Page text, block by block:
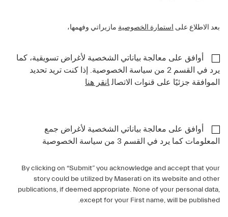
بعد الاطلاع على استمارة الخصوصية مازيراتي وفهمها،
أوافق على معالجة بياناتي الشخصية لأغراض تسويقية، كما
يرد في القسم 2 من سياسة الخصوصية. إذا كنت تريد تحديد
الموافقة جزئيًا على قنوات الاتصال انقر هنا
أوافق على معالجة بياناتي الشخصية لأغراض جمع
المعلومات كما يرد في القسم 3 من سياسة الخصوصية
By clicking on “Submit” you acknowledge and accept that your
story could be utilized by Maserati on its website and other
publications, if deemed appropriate. None of your personal data,
except for your First name, will be published.